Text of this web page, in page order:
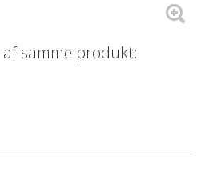
af samme produkt: